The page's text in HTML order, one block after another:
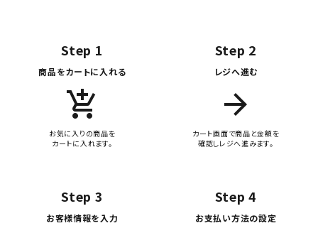
Step 1
商品をカートに入れる
add_shopping_cart
お気に入りの商品を
カートに入れます。
Step 2
レジへ進む
arrow_forward
カート画面で商品と金額を
確認しレジへ進みます。
Step 3
お客様情報を入力
Step 4
お支払い方法の設定